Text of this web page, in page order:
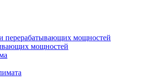
перерабатывающих мощностей
мощностей